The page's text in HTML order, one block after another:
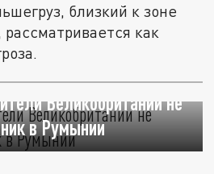
близкий к зоне
как
Великобритании не
в Румынии